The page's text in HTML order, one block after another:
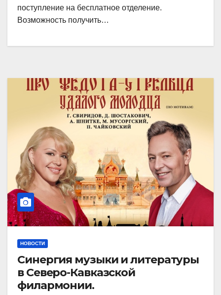
поступление на бесплатное отделение.
Возможность получить…
НОВОСТИ
Синергия музыки и литературы
в Северо-Кавказской
филармонии.